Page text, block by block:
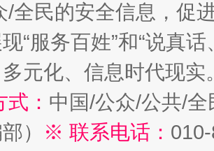
/全民的安全信息，促
“服务百姓”和“说真
元化、信息时代现实
： 中国/公众/公共/
）
※ 联系电话：